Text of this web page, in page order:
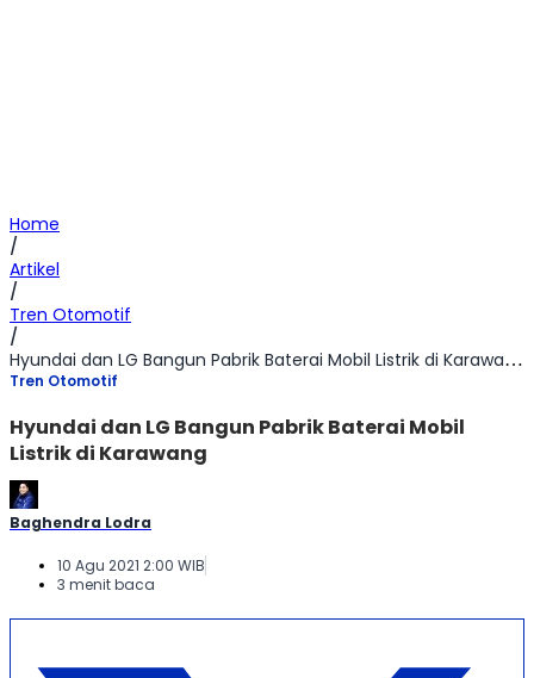
Home
/
Artikel
/
Tren Otomotif
/
Hyundai dan LG Bangun Pabrik Baterai Mobil Listrik di Karawang
Tren Otomotif
Hyundai dan LG Bangun Pabrik Baterai Mobil
Listrik di Karawang
Baghendra Lodra
10 Agu 2021 2:00 WIB
3 menit baca